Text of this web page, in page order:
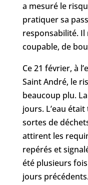
a mesuré le
pratiquer sa
responsabilité. Il
coupable, de
Ce 21 février, à
Saint André, le
beaucoup plu.
jours. L’eau
sortes de
attirent les
repérés et
été plusieurs
jours